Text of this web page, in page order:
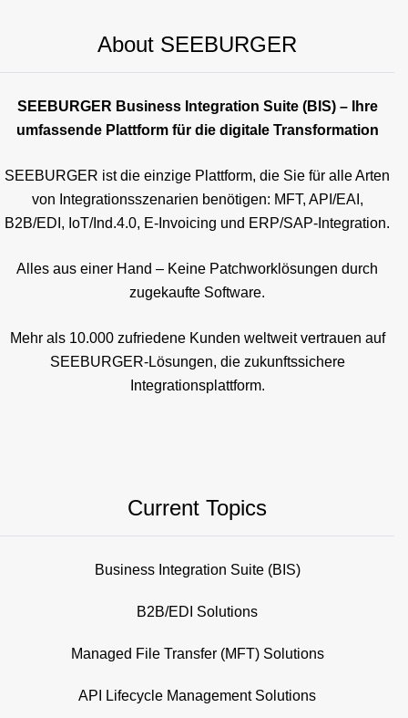
About SEEBURGER
SEEBURGER Business Integration Suite (BIS) – Ihre
umfassende Plattform für die digitale Transformation
SEEBURGER ist die einzige Plattform, die Sie für alle Arten
von Integrationsszenarien benötigen: MFT, API/EAI,
B2B/EDI, IoT/Ind.4.0, E-Invoicing und ERP/SAP-Integration.
Alles aus einer Hand – Keine Patchworklösungen durch
zugekaufte Software.
Mehr als 10.000 zufriedene Kunden weltweit vertrauen auf
SEEBURGER-Lösungen, die zukunftssichere
Integrationsplattform.
Current Topics
Business Integration Suite (BIS)
B2B/EDI Solutions
Managed File Transfer (MFT) Solutions
API Lifecycle Management Solutions